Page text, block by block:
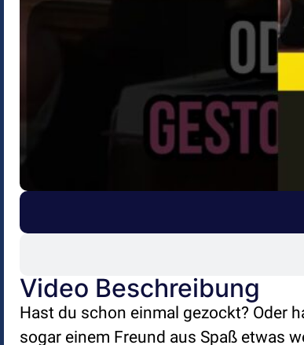
Video Beschreibung
Hast du schon einmal gezockt? Oder
sogar einem Freund aus Spaß etwas